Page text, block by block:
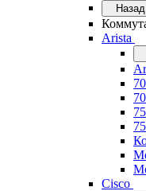
Назад
Arista
Cisco